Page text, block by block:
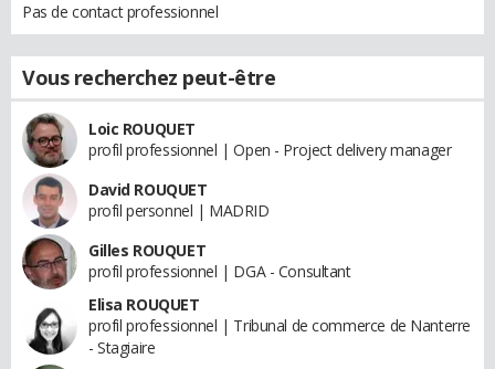
Pas de contact professionnel
Vous recherchez peut-être
Loic ROUQUET
profil professionnel | Open - Project delivery manager
David ROUQUET
profil personnel | MADRID
Gilles ROUQUET
profil professionnel | DGA - Consultant
Elisa ROUQUET
profil professionnel | Tribunal de commerce de Nanterre
- Stagiaire